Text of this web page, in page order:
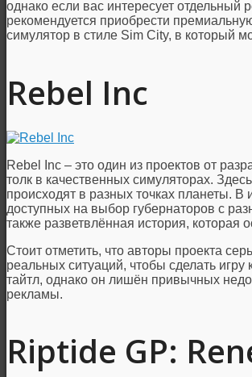
однако если вас интересует отдельный
рекомендуется приобрести
симулятор в стиле Sim City, в который
Rebel Inc
Rebel Inc – это один из проектов от
толк в качественных симуляторах.
происходят в разных точках планеты.
доступных на выбор губернаторов с
также разветвлённая история,
Стоит отметить, что авторы проекта
реальных ситуаций, чтобы сделать
тайтл, однако он лишён привычных
рекламы.
Riptide GP: